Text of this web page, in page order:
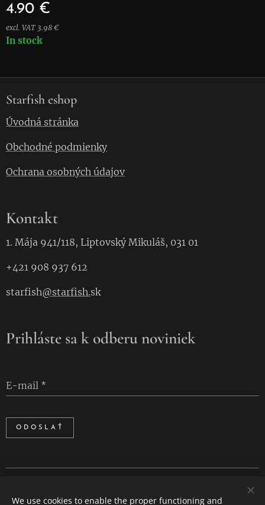
4.90 €
excl. VAT 3.98 €
In stock
Starfish eshop
Úvodná stránka
Obchodné podmienky
Ochrana osobných údajov
Kontakt
1. Mája 941/118, Liptovský Mikuláš, 031 01
+421 908 937 612
starfish@starfish.sk
Prihláste sa k odberu noviniek
E-mail
ODOSLAŤ
We use cookies to enable the proper functioning and